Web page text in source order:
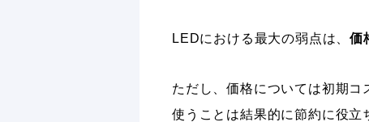
LEDにおける最大の弱点は、価
ただし、価格については初期
使うことは結果的に節約に役立